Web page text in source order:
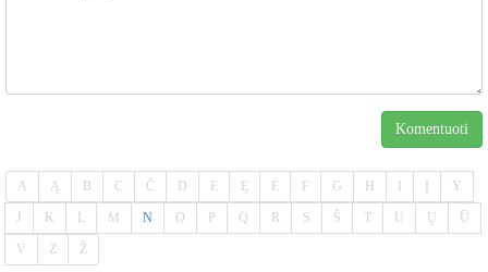
Komentuoti
A Ą B C Č D E Ę Ė F G H Y
J K L M N O P Q R S Š T U Ų Ū
V Z Ž